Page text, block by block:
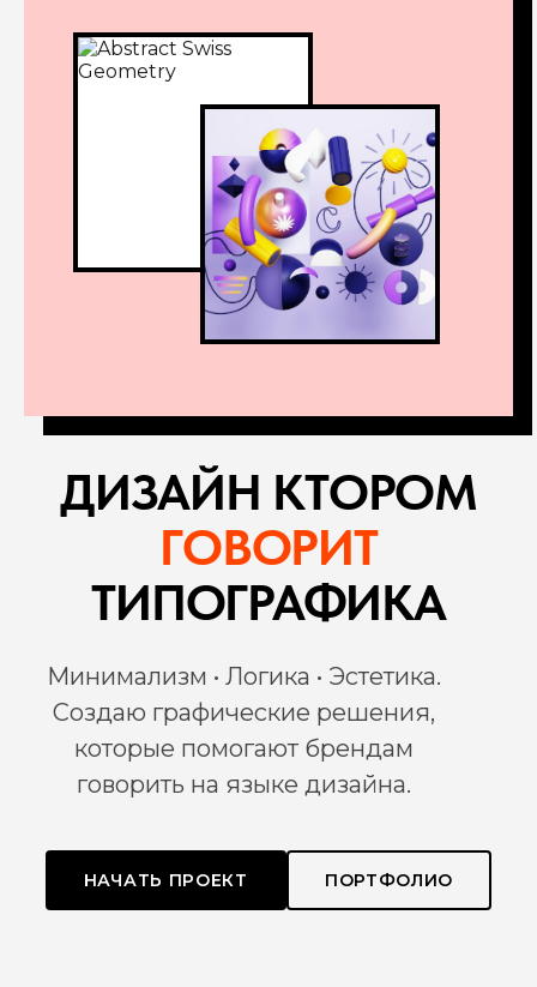
ДИЗАЙН КТОРОМ
ГОВОРИТ
ТИПОГРАФИКА
Минимализм • Логика • Эстетика.
Создаю графические решения,
которые помогают брендам
говорить на языке дизайна.
НАЧАТЬ ПРОЕКТ ПОРТФОЛИО